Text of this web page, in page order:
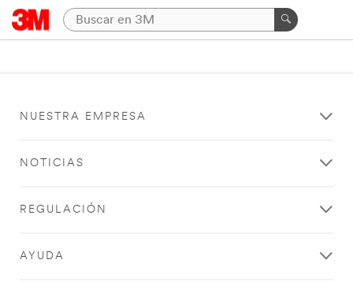
NUESTRA EMPRESA
NOTICIAS
REGULACIÓN
AYUDA